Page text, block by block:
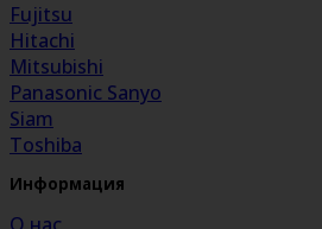
Fujitsu
Hitachi
Mitsubishi
Panasonic Sanyo
Siam
Toshiba
Информация